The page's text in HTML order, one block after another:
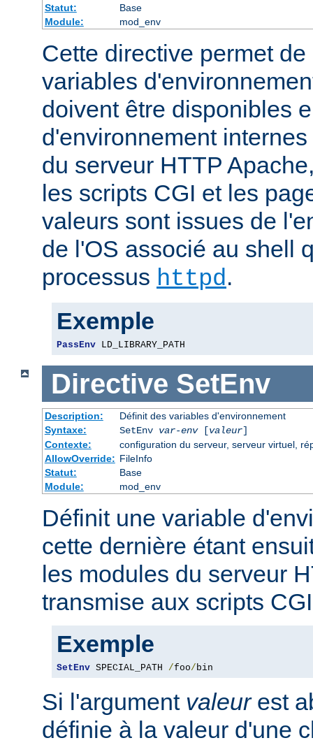
Statut:
Base
Module:
mod_env
Cette directive permet
variables
doivent être disponibles
d'environnement
du serveur HTTP
les scripts CGI et les
valeurs sont issues de
de l'OS associé au shell
processus httpd.
Exemple
PassEnv LD_LIBRARY_PATH
Directive SetEnv
Description:
Définit des variables d'environnement
Syntaxe:
SetEnv var-env[valeur]
Contexte:
configuration du serveur, serveur virtuel,
AllowOverride: FileInfo
Statut:
Base
Module:
mod_env
Définit une variable
cette dernière étant
les modules du serveur
transmise aux scripts
Exemple
SetEnv SPECIAL_PATH /foo/bin
Si l'argument valeurest
définie à la valeur d'une